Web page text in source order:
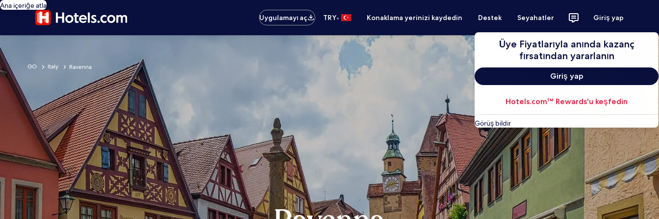
Ana içeriğe atla
Uygulamayı aç
TRY• Konaklama yerinizi kaydedin Destek Seyahatler Giriş yap
Üye Fiyatlarıyla anında kazanç
fırsatından yararlanın
Giriş yap
Hotels.com™ Rewards'u keşfedin
Görüş bildir
GO Italy Ravenna